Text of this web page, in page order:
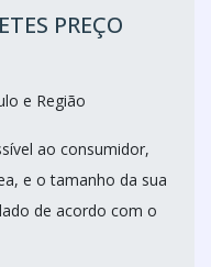
PREÇO
e Região
ao consumidor,
e o tamanho da sua
de acordo com o